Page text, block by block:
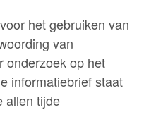
het gebruiken van
onderzoek op het
informatiebrief staat